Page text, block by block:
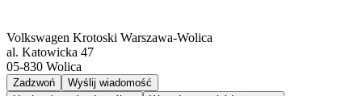
Volkswagen Krotoski Warszawa-Wolica
al. Katowicka 47
05-830 Wolica
Zadzwoń
Wyślij wiadomość